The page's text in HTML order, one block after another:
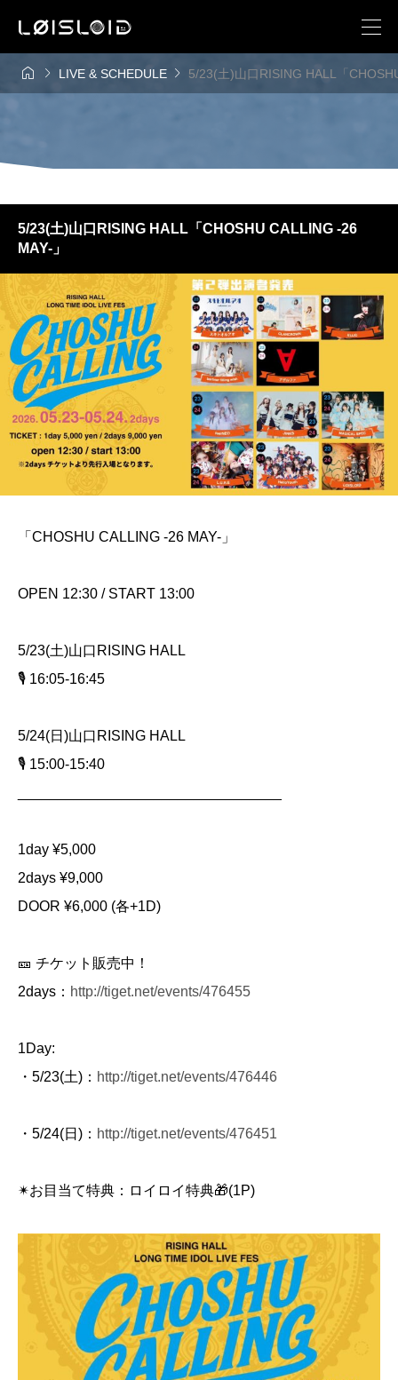
  LIVE & SCHEDULE  5/23(土)山口RISING HALL「
5/23(土)山口RISING HALL「CHOSHU CALLING -26
MAY-」
「CHOSHU CALLING -26 MAY-」
OPEN 12:30 / START 13:00
5/23(土)山口RISING HALL
🎙️ 16:05-16:45
5/24(日)山口RISING HALL
🎙️ 15:00-15:40
1day ¥5,000
2days ¥9,000
DOOR ¥6,000 (各+1D)
🎫 チケット販売中！
2days： http://tiget.net/events/476455
1Day:
・5/23(土)： http://tiget.net/events/476446
・5/24(日)： http://tiget.net/events/476451
✴︎お目当て特典：ロイロイ特典🎁(1P)